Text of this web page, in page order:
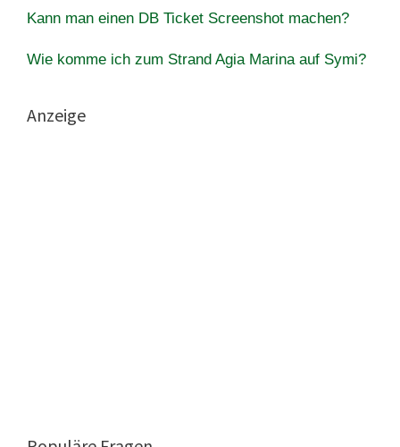
Kann man einen DB Ticket Screenshot machen?
Wie komme ich zum Strand Agia Marina auf Symi?
Anzeige